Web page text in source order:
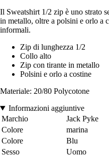
Il Sweatshirt 1/2 zip è uno strato
in metallo, oltre a polsini e orlo a
informali.
Zip di lunghezza 1/2
Collo alto
Zip con tirante in metallo
Polsini e orlo a costine
Materiale: 20/80 Polycotone
Informazioni aggiuntive
Marchio
Jack Pyke
Colore
marina
Colore
Blu
Sesso
Uomo